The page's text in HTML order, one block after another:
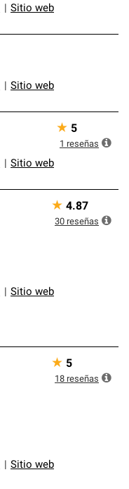
Sitio web
Sitio web
Sitio web
★ 5
1 reseñas
Sitio web
★ 4.87
30 reseñas
Sitio web
★ 5
18 reseñas